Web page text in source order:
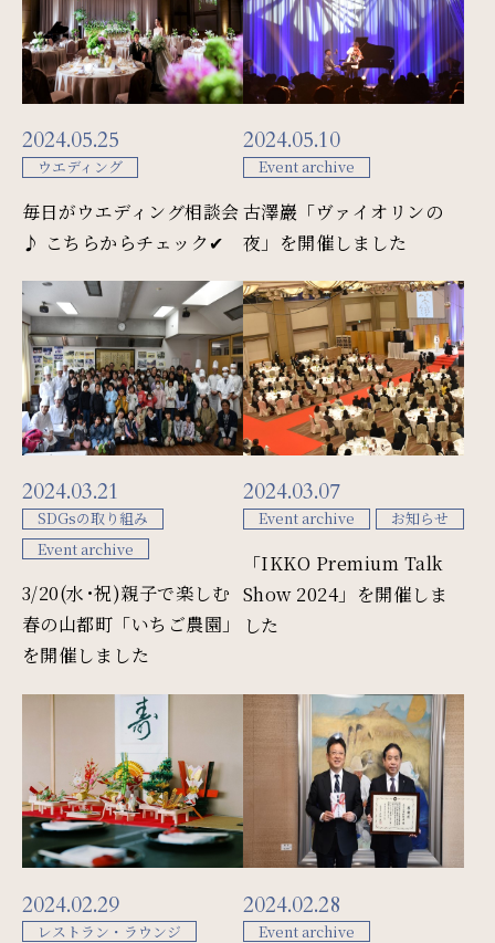
Sightseeing
周辺観光
Gallery
フォトギャラリー
会員プログラム「One Harmony」
News
お知らせ
FAQ
よくある質問
SDGs
SDGsへの取り組み
Recruit
採用情報
Contact
お問い合わせ
2024.05.25
ウエディング
毎日がウエディング相談会
♪ こちらからチェック✔
2024.05.10
Event archive
古澤巖「ヴァイオリンの
夜」を開催しました
2024.03.21
SDGsの取り組み
Event archive
3/20(水･祝)親子で楽しむ
春の山都町「いちご農園」
を開催しました
2024.03.07
Event archive お知らせ
「IKKO Premium Talk
Show 2024」を開催しま
した
2024.02.29
レストラン・ラウンジ
2024.02.28
Event archive